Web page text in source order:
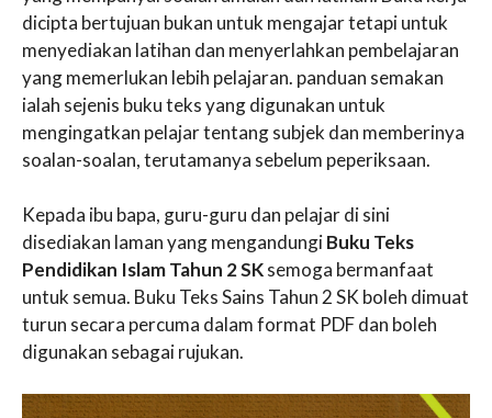
dicipta bertujuan bukan untuk mengajar tetapi untuk
menyediakan latihan dan menyerlahkan pembelajaran
yang memerlukan lebih pelajaran. panduan semakan
ialah sejenis buku teks yang digunakan untuk
mengingatkan pelajar tentang subjek dan memberinya
soalan-soalan, terutamanya sebelum peperiksaan.
Kepada ibu bapa, guru-guru dan pelajar di sini
disediakan laman yang mengandungiBuku Teks
Pendidikan Islam Tahun 2 SKsemoga bermanfaat
untuk semua. Buku Teks Sains Tahun 2 SK boleh dimuat
turun secara percuma dalam format PDF dan boleh
digunakan sebagai rujukan.